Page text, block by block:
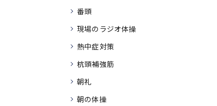
番頭
現場のラジオ体操
熱中症対策
杭頭補強筋
朝礼
朝の体操